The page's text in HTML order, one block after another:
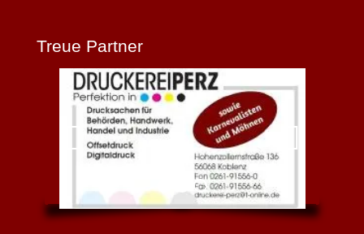
Treue Partner